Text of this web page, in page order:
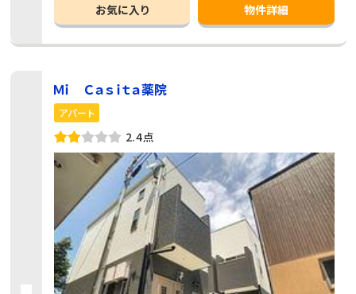
お気に入り 物件詳細
Ｍｉ Ｃａｓｉｔａ薬院
アパート
2.4点